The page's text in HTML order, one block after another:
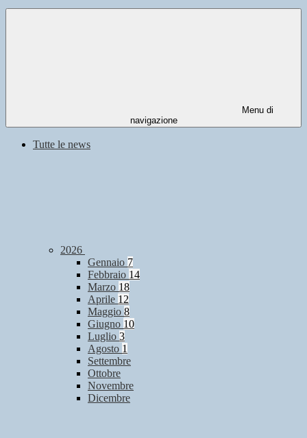
Menu di
navigazione
Tutte le news
2026
Gennaio 7
Febbraio 14
Marzo 18
Aprile 12
Maggio 8
Giugno 10
Luglio 3
Agosto 1
Settembre
Ottobre
Novembre
Dicembre